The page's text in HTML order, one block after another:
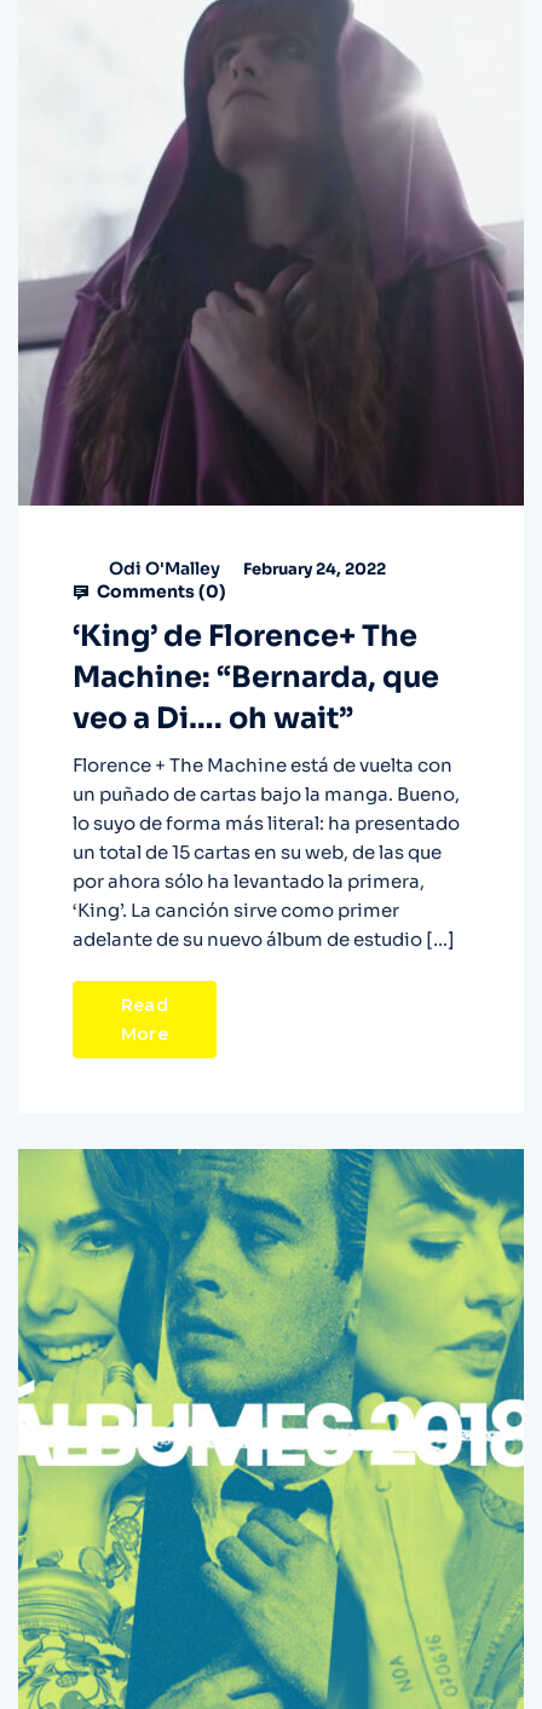
Odi O'Malley February 24, 2022
Comments (0)
‘King’ de Florence+ The
Machine: “Bernarda, que
veo a Di…. oh wait”
Florence + The Machine está de vuelta con
un puñado de cartas bajo la manga. Bueno,
lo suyo de forma más literal: ha presentado
un total de 15 cartas en su web, de las que
por ahora sólo ha levantado la primera,
‘King’. La canción sirve como primer
adelante de su nuevo álbum de estudio […]
Read
More